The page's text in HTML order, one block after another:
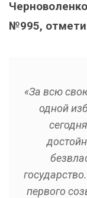
№995,
«За всю
одной
первого